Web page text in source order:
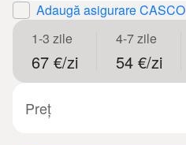
Adaugă asigurare CASCO
1-3 zile
67 €/zi
4-7 zile
54 €/zi
Preț